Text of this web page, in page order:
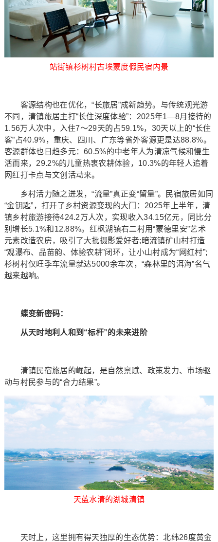
站街镇杉树村古埃蒙度假民宿内景
客源结构也在优化，“长旅居”成新趋势。与传统观光游
不同，清镇旅居主打“长住深度体验”：2025年1—8月接待的
1.56万人次中，入住7～29天的占59.1%，30天以上的“长住
客”占40.9%，重庆、四川、广东等省外客源更是达88.8%。
客源群体也日趋多元：60.5%的中老年人为清凉气候和慢生
活而来，29.2%的儿童热衷农耕体验，10.3%的年轻人追着
网红打卡点与文创活动来。
乡村活力随之迸发，“流量”真正变“留量”。民宿旅居如同
“金钥匙”，打开了乡村资源变现的大门：2025年上半年，清
镇乡村旅游接待424.2万人次，实现收入34.15亿元，同比分
别增长5.1%和12.88%。红枫湖镇右二村用“蒙德里安”艺术
元素改造农房，吸引了大批摄影爱好者;暗流镇矿山村打造
“观瀑布、品苗韵、体验农耕”闭环，让小山村成为“网红村”;
杉树村仅旺季车流量就达5000余车次，“森林里的洱海”名气
越来越响。
蝶变新密码：
从天时地利人和到“标杆”的未来进阶
清镇民宿旅居的崛起，是自然禀赋、政策发力、市场驱
动与村民参与的“合力结果”。
天蓝水清的湖城清镇
天时上，这里拥有得天独厚的生态优势：北纬26度黄金